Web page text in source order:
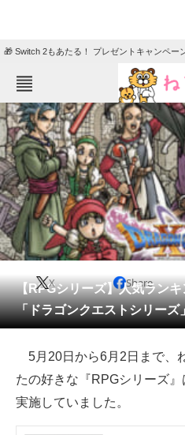
🎁 Switch 2もあたる！ プレゼントキャンペー
ねとらぼメニュー
TOP
エンタメ
グルメ
住まい
動物
会員記事
メディア
注目記事を集めた総合ページ
ITの今と未来を見通す
【RPGシリーズ】人気ラン
「ドラゴンクエストシリー
X Share
5月20日から6月2日まで、
たの好きな『RPGシリーズ
実施していました。